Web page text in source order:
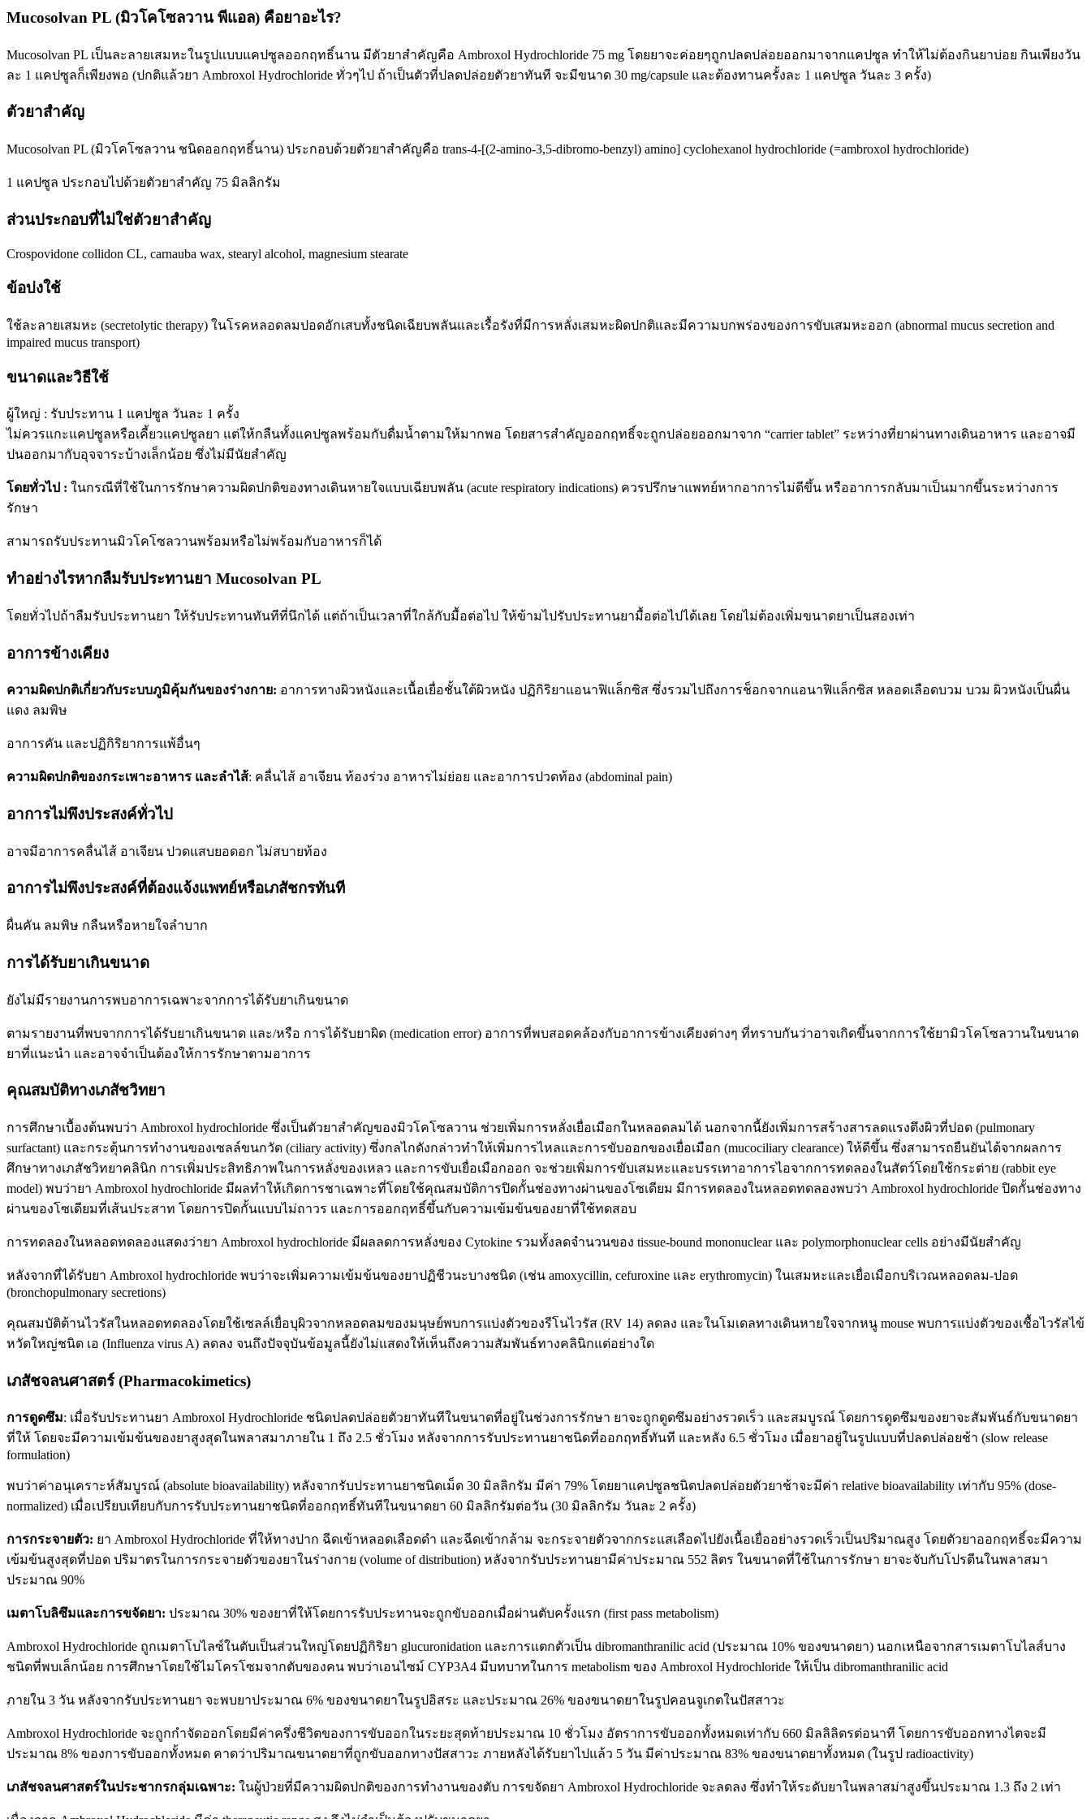
Mucosolvan PL (มิวโคโซลวาน พีแอล) คือยาอะไร?
Mucosolvan PL เป็นละลายเสมหะในรูปแบบแคปซูลออกฤทธิ์นาน มีตัวยาสำคัญคือ Ambroxol Hydrochloride 75 mg โดยยาจะค่อยๆถูกปลดปล่อยออกมาจากแคปซูล ทำให้ไม่ต้องกินยาบ่อย กินเพียงวัน
ละ 1 แคปซูลก็เพียงพอ (ปกติแล้วยา Ambroxol Hydrochloride ทั่วๆไป ถ้าเป็นตัวที่ปลดปล่อยตัวยาทันที จะมีขนาด 30 mg/capsule และต้องทานครั้งละ 1 แคปซูล วันละ 3 ครั้ง)
ตัวยาสำคัญ
Mucosolvan PL (มิวโคโซลวาน ชนิดออกฤทธิ์นาน) ประกอบด้วยตัวยาสำคัญคือ trans-4-[(2-amino-3,5-dibromo-benzyl) amino] cyclohexanol hydrochloride (=ambroxol hydrochloride)
1 แคปซูล ประกอบไปด้วยตัวยาสำคัญ 75 มิลลิกรัม
ส่วนประกอบที่ไม่ใช่ตัวยาสำคัญ
Crospovidone collidon CL, carnauba wax, stearyl alcohol, magnesium stearate
ข้อบ่งใช้
ใช้ละลายเสมหะ (secretolytic therapy) ในโรคหลอดลมปอดอักเสบทั้งชนิดเฉียบพลันและเรื้อรังที่มีการหลั่งเสมหะผิดปกติและมีความบกพร่องของการขับเสมหะออก (abnormal mucus secretion and
impaired mucus transport)
ขนาดและวิธีใช้
ผู้ใหญ่ : รับประทาน 1 แคปซูล วันละ 1 ครั้ง
ไม่ควรแกะแคปซูลหรือเคี้ยวแคปซูลยา แต่ให้กลืนทั้งแคปซูลพร้อมกับดื่มน้ำตามให้มากพอ โดยสารสำคัญออกฤทธิ์จะถูกปล่อยออกมาจาก “carrier tablet” ระหว่างที่ยาผ่านทางเดินอาหาร และอาจมี
ปนออกมากับอุจจาระบ้างเล็กน้อย ซึ่งไม่มีนัยสำคัญ
โดยทั่วไป : ในกรณีที่ใช้ในการรักษาความผิดปกติของทางเดินหายใจแบบเฉียบพลัน (acute respiratory indications) ควรปรึกษาแพทย์หากอาการไม่ดีขึ้น หรืออาการกลับมาเป็นมากขึ้นระหว่างการ
รักษา
สามารถรับประทานมิวโคโซลวานพร้อมหรือไม่พร้อมกับอาหารก็ได้
ทำอย่างไรหากลืมรับประทานยา Mucosolvan PL
โดยทั่วไปถ้าลืมรับประทานยา ให้รับประทานทันทีที่นึกได้ แต่ถ้าเป็นเวลาที่ใกล้กับมื้อต่อไป ให้ข้ามไปรับประทานยามื้อต่อไปได้เลย โดยไม่ต้องเพิ่มขนาดยาเป็นสองเท่า
อาการข้างเคียง
ความผิดปกติเกี่ยวกับระบบภูมิคุ้มกันของร่างกาย: อาการทางผิวหนังและเนื้อเยื่อชั้นใต้ผิวหนัง ปฏิกิริยาแอนาฟิแล็กซิส ซึ่งรวมไปถึงการช็อกจากแอนาฟิแล็กซิส หลอดเลือดบวม บวม ผิวหนังเป็นผื่น
แดง ลมพิษ
อาการคัน และปฏิกิริยาการแพ้อื่นๆ
ความผิดปกติของกระเพาะอาหาร และลำไส้: คลื่นไส้ อาเจียน ท้องร่วง อาหารไม่ย่อย และอาการปวดท้อง (abdominal pain)
อาการไม่พึงประสงค์ทั่วไป
อาจมีอาการคลื่นไส้ อาเจียน ปวดแสบยอดอก ไม่สบายท้อง
อาการไม่พึงประสงค์ที่ต้องแจ้งแพทย์หรือเภสัชกรทันที
ผื่นคัน ลมพิษ กลืนหรือหายใจลำบาก
การได้รับยาเกินขนาด
ยังไม่มีรายงานการพบอาการเฉพาะจากการได้รับยาเกินขนาด
ตามรายงานที่พบจากการได้รับยาเกินขนาด และ/หรือ การได้รับยาผิด (medication error) อาการที่พบสอดคล้องกับอาการข้างเคียงต่างๆ ที่ทราบกันว่าอาจเกิดขึ้นจากการใช้ยามิวโคโซลวานในขนาด
ยาที่แนะนำ และอาจจำเป็นต้องให้การรักษาตามอาการ
คุณสมบัติทางเภสัชวิทยา
การศึกษาเบื้องต้นพบว่า Ambroxol hydrochloride ซึ่งเป็นตัวยาสำคัญของมิวโคโซลวาน ช่วยเพิ่มการหลั่งเยื่อเมือกในหลอดลมได้ นอกจากนี้ยังเพิ่มการสร้างสารลดแรงตึงผิวที่ปอด (pulmonary
surfactant) และกระตุ้นการทำงานของเซลล์ขนกวัด (ciliary activity) ซึ่งกลไกดังกล่าวทำให้เพิ่มการไหลและการขับออกของเยื่อเมือก (mucociliary clearance) ให้ดีขึ้น ซึ่งสามารถยืนยันได้จากผลการ
ศึกษาทางเภสัชวิทยาคลินิก การเพิ่มประสิทธิภาพในการหลั่งของเหลว และการขับเยื่อเมือกออก จะช่วยเพิ่มการขับเสมหะและบรรเทาอาการไอจากการทดลองในสัตว์โดยใช้กระต่าย (rabbit eye
model) พบว่ายา Ambroxol hydrochloride มีผลทำให้เกิดการชาเฉพาะที่โดยใช้คุณสมบัติการปิดกั้นช่องทางผ่านของโซเดียม มีการทดลองในหลอดทดลองพบว่า Ambroxol hydrochloride ปิดกั้นช่องทาง
ผ่านของโซเดียมที่เส้นประสาท โดยการปิดกั้นแบบไม่ถาวร และการออกฤทธิ์ขึ้นกับความเข้มข้นของยาที่ใช้ทดสอบ
การทดลองในหลอดทดลองแสดงว่ายา Ambroxol hydrochloride มีผลลดการหลั่งของ Cytokine รวมทั้งลดจำนวนของ tissue-bound mononuclear และ polymorphonuclear cells อย่างมีนัยสำคัญ
หลังจากที่ได้รับยา Ambroxol hydrochloride พบว่าจะเพิ่มความเข้มข้นของยาปฏิชีวนะบางชนิด (เช่น amoxycillin, cefuroxine และ erythromycin) ในเสมหะและเยื่อเมือกบริเวณหลอดลม-ปอด
(bronchopulmonary secretions)
คุณสมบัติต้านไวรัสในหลอดทดลองโดยใช้เซลล์เยื่อบุผิวจากหลอดลมของมนุษย์พบการแบ่งตัวของรีโนไวรัส (RV 14) ลดลง และในโมเดลทางเดินหายใจจากหนู mouse พบการแบ่งตัวของเชื้อไวรัสไข้
หวัดใหญ่ชนิด เอ (Influenza virus A) ลดลง จนถึงปัจจุบันข้อมูลนี้ยังไม่แสดงให้เห็นถึงความสัมพันธ์ทางคลินิกแต่อย่างใด
เภสัชจลนศาสตร์ (Pharmacokimetics)
การดูดซึม: เมื่อรับประทานยา Ambroxol Hydrochloride ชนิดปลดปล่อยตัวยาทันทีในขนาดที่อยู่ในช่วงการรักษา ยาจะถูกดูดซึมอย่างรวดเร็ว และสมบูรณ์ โดยการดูดซึมของยาจะสัมพันธ์กับขนาดยา
ที่ให้ โดยจะมีความเข้มข้นของยาสูงสุดในพลาสมาภายใน 1 ถึง 2.5 ชั่วโมง หลังจากการรับประทานยาชนิดที่ออกฤทธิ์ทันที และหลัง 6.5 ชั่วโมง เมื่อยาอยู่ในรูปแบบที่ปลดปล่อยช้า (slow release
formulation)
พบว่าค่าอนุเคราะห์สัมบูรณ์ (absolute bioavailability) หลังจากรับประทานยาชนิดเม็ด 30 มิลลิกรัม มีค่า 79% โดยยาแคปซูลชนิดปลดปล่อยตัวยาช้าจะมีค่า relative bioavailability เท่ากับ 95% (dose-
normalized) เมื่อเปรียบเทียบกับการรับประทานยาชนิดที่ออกฤทธิ์ทันทีในขนาดยา 60 มิลลิกรัมต่อวัน (30 มิลลิกรัม วันละ 2 ครั้ง)
การกระจายตัว: ยา Ambroxol Hydrochloride ที่ให้ทางปาก ฉีดเข้าหลอดเลือดดำ และฉีดเข้ากล้าม จะกระจายตัวจากกระแสเลือดไปยังเนื้อเยื่ออย่างรวดเร็วเป็นปริมาณสูง โดยตัวยาออกฤทธิ์จะมีความ
เข้มข้นสูงสุดที่ปอด ปริมาตรในการกระจายตัวของยาในร่างกาย (volume of distribution) หลังจากรับประทานยามีค่าประมาณ 552 ลิตร ในขนาดที่ใช้ในการรักษา ยาจะจับกับโปรตีนในพลาสมา
ประมาณ 90%
เมตาโบลิซึมและการขจัดยา: ประมาณ 30% ของยาที่ให้โดยการรับประทานจะถูกขับออกเมื่อผ่านตับครั้งแรก (first pass metabolism)
Ambroxol Hydrochloride ถูกเมตาโบไลซ์ในตับเป็นส่วนใหญ่โดยปฏิกิริยา glucuronidation และการแตกตัวเป็น dibromanthranilic acid (ประมาณ 10% ของขนาดยา) นอกเหนือจากสารเมตาโบไลส์บาง
ชนิดที่พบเล็กน้อย การศึกษาโดยใช้ไมโครโซมจากตับของคน พบว่าเอนไซม์ CYP3A4 มีบทบาทในการ metabolism ของ Ambroxol Hydrochloride ให้เป็น dibromanthranilic acid
ภายใน 3 วัน หลังจากรับประทานยา จะพบยาประมาณ 6% ของขนาดยาในรูปอิสระ และประมาณ 26% ของขนาดยาในรูปคอนจูเกตในปัสสาวะ
Ambroxol Hydrochloride จะถูกกำจัดออกโดยมีค่าครึ่งชีวิตของการขับออกในระยะสุดท้ายประมาณ 10 ชั่วโมง อัตราการขับออกทั้งหมดเท่ากับ 660 มิลลิลิตรต่อนาที โดยการขับออกทางไตจะมี
ประมาณ 8% ของการขับออกทั้งหมด คาดว่าปริมาณขนาดยาที่ถูกขับออกทางปัสสาวะ ภายหลังได้รับยาไปแล้ว 5 วัน มีค่าประมาณ 83% ของขนาดยาทั้งหมด (ในรูป radioactivity)
เภสัชจลนศาสตร์ในประชากรกลุ่มเฉพาะ: ในผู้ป่วยที่มีความผิดปกติของการทำงานของตับ การขจัดยา Ambroxol Hydrochloride จะลดลง ซึ่งทำให้ระดับยาในพลาสม่าสูงขึ้นประมาณ 1.3 ถึง 2 เท่า